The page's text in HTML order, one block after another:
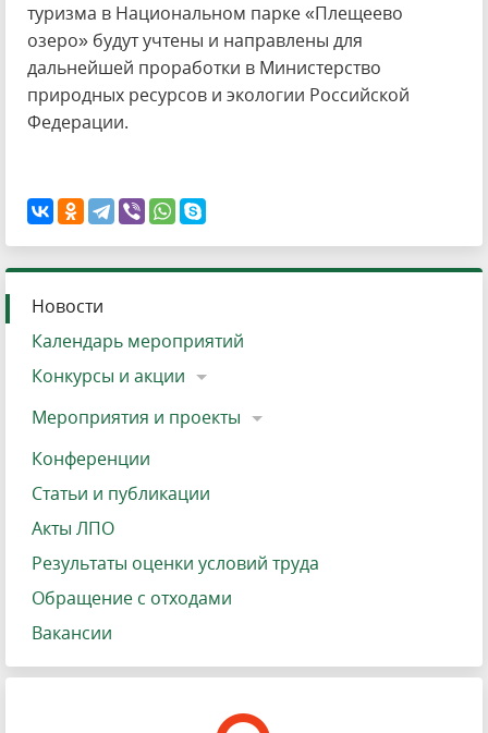
туризма в Национальном парке «Плещеево
озеро» будут учтены и направлены для
дальнейшей проработки в Министерство
природных ресурсов и экологии Российской
Федерации.
Новости
Календарь мероприятий
Конкурсы и акции
Мероприятия и проекты
Конференции
Статьи и публикации
Акты ЛПО
Результаты оценки условий труда
Обращение с отходами
Вакансии